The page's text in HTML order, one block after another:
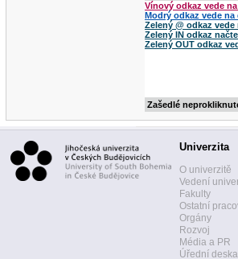
Vínový odkaz vede
Modrý odkaz vede
Zelený @ odkaz vede
Zelený IN odkaz
Zelený OUT odkaz
Zašedlé
Univerzita
O univerzitě
Vedení
Fakulty
Ostatní
Orgány
Rozvoj
Média a PR
Úřední deska